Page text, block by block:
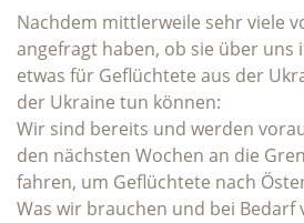
Nachdem mittlerweile sehr viele
angefragt haben, ob sie über uns
etwas für Geflüchtete aus der
der Ukraine tun können:
Wir sind bereits und werden
den nächsten Wochen an die
fahren, um Geflüchtete nach
Was wir brauchen und bei